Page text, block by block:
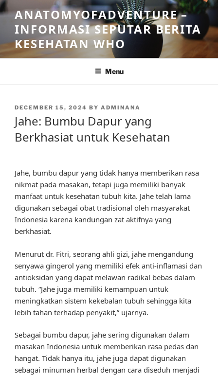
Skip
to
content
ANATOMYOFADVENTURE –
INFORMASI SEPUTAR BERITA
KESEHATAN WHO
Menu
POSTED
DECEMBER 15, 2024 BY ADMINANA
Jahe: Bumbu Dapur yang
Berkhasiat untuk Kesehatan
Jahe, bumbu dapur yang tidak hanya memberikan rasa
nikmat pada masakan, tetapi juga memiliki banyak
manfaat untuk kesehatan tubuh kita. Jahe telah lama
digunakan sebagai obat tradisional oleh masyarakat
Indonesia karena kandungan zat aktifnya yang
berkhasiat.
Menurut dr. Fitri, seorang ahli gizi, jahe mengandung
senyawa gingerol yang memiliki efek anti-inflamasi dan
antioksidan yang dapat melawan radikal bebas dalam
tubuh. “Jahe juga memiliki kemampuan untuk
meningkatkan sistem kekebalan tubuh sehingga kita
lebih tahan terhadap penyakit,” ujarnya.
Sebagai bumbu dapur, jahe sering digunakan dalam
masakan Indonesia untuk memberikan rasa pedas dan
hangat. Tidak hanya itu, jahe juga dapat digunakan
sebagai minuman herbal dengan cara diseduh menjadi